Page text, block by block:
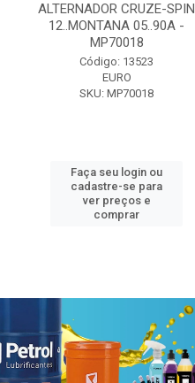
ALTERNADOR CRUZE-SPIN
12..MONTANA 05..90A -
MP70018
Código: 13523
EURO
SKU: MP70018
Faça seu login ou
cadastre-se para
ver preços e
comprar